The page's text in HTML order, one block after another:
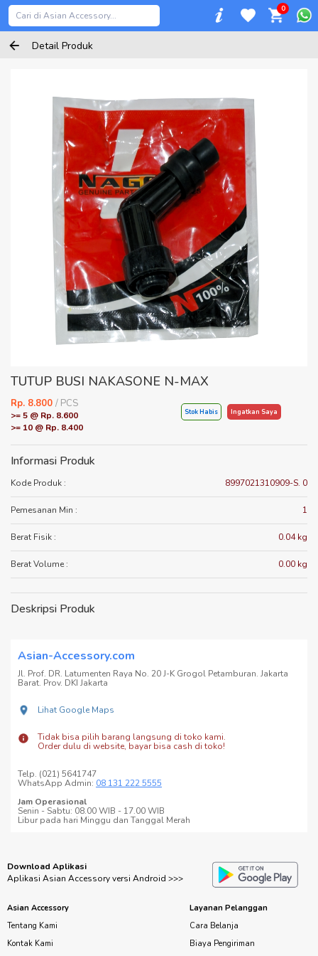
0
Detail Produk
TUTUP BUSI NAKASONE N-MAX
Rp. 8.800 / PCS
>= 5 @ Rp. 8.600
>= 10 @ Rp. 8.400
Stok Habis Ingatkan Saya
Informasi Produk
Kode Produk :
Pemesanan Min :
Berat Fisik :
Berat Volume :
8997021310909-S. 0
1
0.04 kg
0.00 kg
Deskripsi Produk
Asian-Accessory.com
Jl. Prof. DR. Latumenten Raya No. 20 J-K Grogol Petamburan. Jakarta
Barat. Prov. DKI Jakarta
Lihat Google Maps
Tidak bisa pilih barang langsung di toko kami.
Order dulu di website, bayar bisa cash di toko!
Telp. (021) 5641747
WhatsApp Admin: 08 131 222 5555
Jam Operasional
Senin - Sabtu: 08.00 WIB - 17.00 WIB
Libur pada hari Minggu dan Tanggal Merah
Download Aplikasi
Aplikasi Asian Accessory versi Android >>>
Asian Accessory
Tentang Kami
Kontak Kami
Layanan Pelanggan
Cara Belanja
Biaya Pengiriman